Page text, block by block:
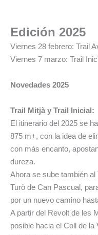
Edición 2025
Viernes 28 febrero: Trail
Viernes 7 marzo: Trail
Novedades 2025
Trail Mitjà y Trail Inicial:
El itinerario del 2025 se
875 m+, con la idea de
con más encanto,
dureza.
Ahora se sube también
Turò de Can Pascual,
por un nuevo camino
A partir del Revolt de les
posible hacia el Coll de